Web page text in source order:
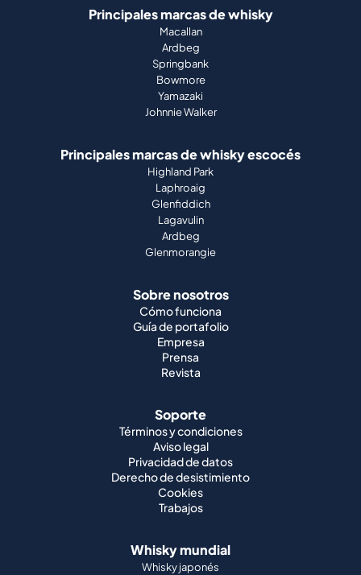
Principales marcas de whisky
Macallan
Ardbeg
Springbank
Bowmore
Yamazaki
Johnnie Walker
Principales marcas de whisky escocés
Highland Park
Laphroaig
Glenfiddich
Lagavulin
Ardbeg
Glenmorangie
Sobre nosotros
Cómo funciona
Guía de portafolio
Empresa
Prensa
Revista
Soporte
Términos y condiciones
Aviso legal
Privacidad de datos
Derecho de desistimiento
Cookies
Trabajos
Whisky mundial
Whisky japonés